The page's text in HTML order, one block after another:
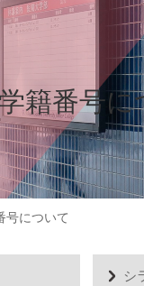
籍番号に
について
シ